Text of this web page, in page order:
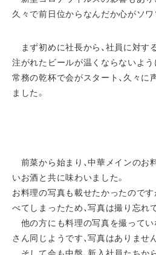
久々で前日位からなんだか心がソワ
まず初めに社長から、社員に対す
注がれたビールが温くならないよう
常務の乾杯で会がスタート、久々に
ました。
前菜から始まり、中華メインのお
いお酒と共に味わいました。
お料理の写真も載せたかったのです
べてしまったため、写真は撮り忘れて
他の方にも料理の写真を撮ってい
さん同じようです、写真はありませ